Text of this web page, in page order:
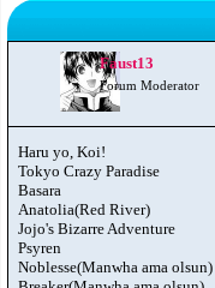
Faust13
Forum Moderator
Haru yo, Koi!
Tokyo Crazy Paradise
Basara
Anatolia(Red River)
Jojo's Bizarre Adventure
Psyren
Noblesse(Manwha ama olsun)